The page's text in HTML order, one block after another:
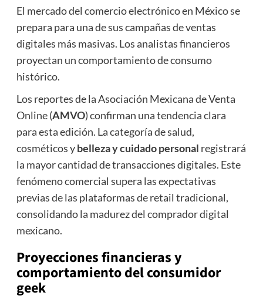
El mercado del comercio electrónico en México se
prepara para una de sus campañas de ventas
digitales más masivas. Los analistas financieros
proyectan un comportamiento de consumo
histórico.
Los reportes de la Asociación Mexicana de Venta
Online (AMVO) confirman una tendencia clara
para esta edición. La categoría de salud,
cosméticos ybelleza y cuidado personal registrará
la mayor cantidad de transacciones digitales. Este
fenómeno comercial supera las expectativas
previas de las plataformas de retail tradicional,
consolidando la madurez del comprador digital
mexicano.
Proyecciones financieras y
comportamiento del consumidor
geek